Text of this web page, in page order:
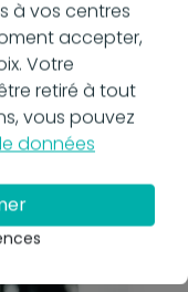
les
à vos centres
accepter,
Votre
retiré à tout
vous pouvez
données